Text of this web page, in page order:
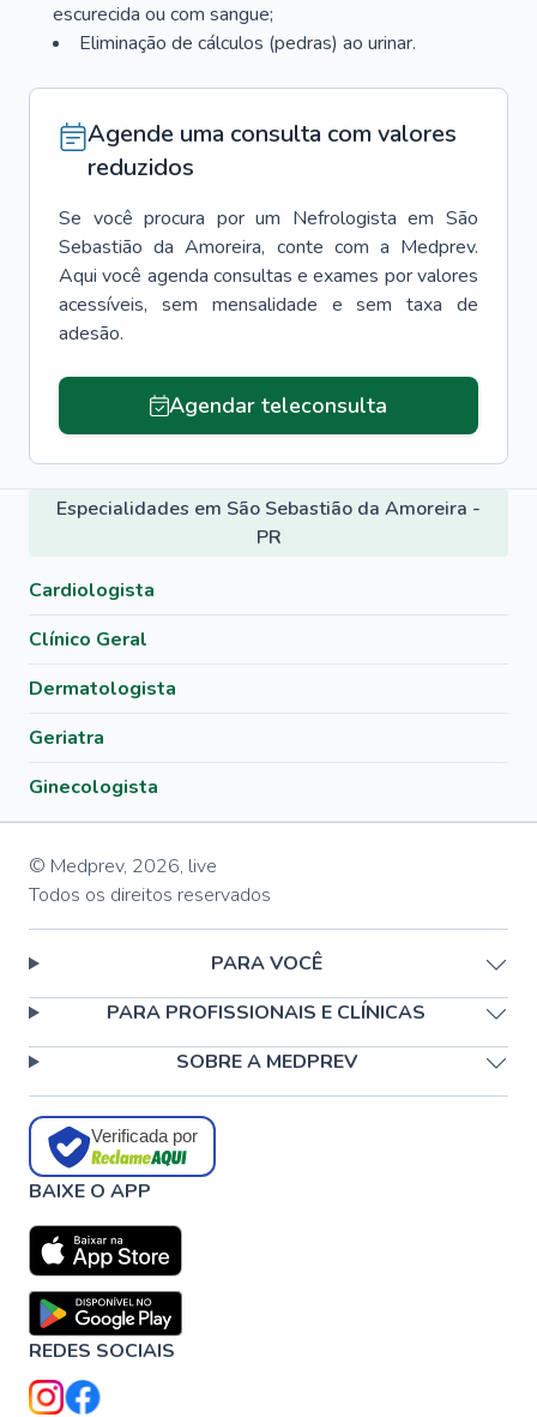
escurecida ou com sangue;
Eliminação de cálculos (pedras) ao urinar.
Agende uma consulta com valores
reduzidos
Se você procura por um Nefrologista em São
Sebastião da Amoreira, conte com a Medprev.
Aqui você agenda consultas e exames por valores
acessíveis, sem mensalidade e sem taxa de
adesão.
Agendar teleconsulta
Especialidades em São Sebastião da Amoreira -
PR
Cardiologista
Clínico Geral
Dermatologista
Geriatra
Ginecologista
© Medprev, 2026, live
Todos os direitos reservados
PARA VOCÊ
PARA PROFISSIONAIS E CLÍNICAS
SOBRE A MEDPREV
Verificada por
BAIXE O APP
REDES SOCIAIS